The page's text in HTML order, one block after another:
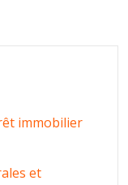
immobilier
et